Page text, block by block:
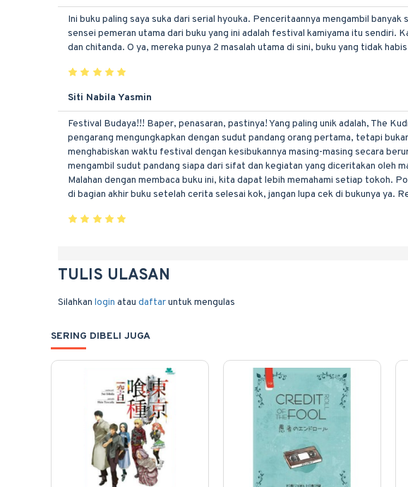
Ini buku paling saya suka dari serial hyouka. Penceritaannya mengambil
sensei pemeran utama dari buku yang ini adalah festival kamiyama itu sendiri.
dan chitanda. O ya, mereka punya 2 masalah utama di sini, buku yang tidak
Siti Nabila Yasmin
Festival Budaya!!! Baper, penasaran, pastinya! Yang paling unik adalah, The
pengarang mengungkapkan dengan sudut pandang orang pertama, tetapi
menghabiskan waktu festival dengan kesibukannya masing-masing secara
mengambil sudut pandang siapa dari sifat dan kegiatan yang diceritakan oleh
Malahan dengan membaca buku ini, kita dapat lebih memahami setiap tokoh.
di bagian akhir buku setelah cerita selesai kok, jangan lupa cek di bukunya ya.
TULIS ULASAN
Silahkan login atau daftaruntuk mengulas
SERING DIBELI JUGA